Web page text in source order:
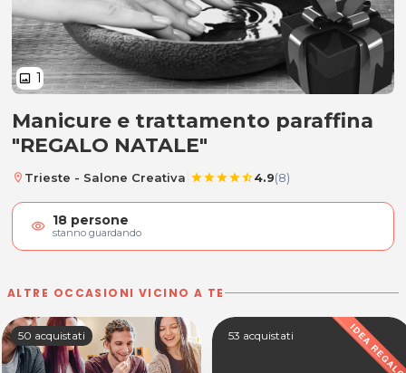
image 1
Manicure e trattamento paraffina
Manicure e trattamento paraffina
"REGALO NATALE"
location_on Trieste - Salone Creativa starstarstarstarstar_half4.9(8)
visibility 18 persone
stanno guardando
ALTRE OCCASIONI VICINO A TE
50 acquistati 53 acquistati